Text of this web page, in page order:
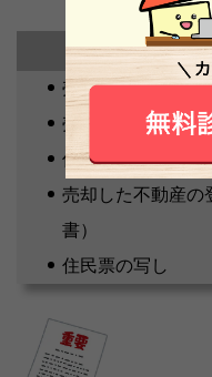
売却した不動産の
売却した不動産購
仲介手数料や印紙
売却した不動産の
書）
住民票の写し